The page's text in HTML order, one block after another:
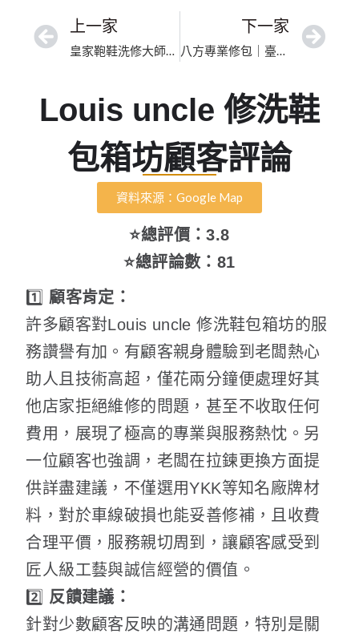
上一家
皇家鞄鞋洗修大師｜高雄市邊油重製修復｜誠信經營，細緻修復包包皮件
下一家
八方專業修包｜臺北市專業修包包｜透明報價皮革修復與拉鍊更換
Louis uncle 修洗鞋
包箱坊顧客評論
資料來源：Google Map
⭐總評價：3.8
⭐總評論數：81
1️⃣ 顧客肯定：
許多顧客對Louis uncle 修洗鞋包箱坊的服
務讚譽有加。有顧客親身體驗到老闆熱心
助人且技術高超，僅花兩分鐘便處理好其
他店家拒絕維修的問題，甚至不收取任何
費用，展現了極高的專業與服務熱忱。另
一位顧客也強調，老闆在拉鍊更換方面提
供詳盡建議，不僅選用YKK等知名廠牌材
料，對於車線破損也能妥善修補，且收費
合理平價，服務親切周到，讓顧客感受到
匠人級工藝與誠信經營的價值。
2️⃣ 反饋建議：
針對少數顧客反映的溝通問題，特別是關